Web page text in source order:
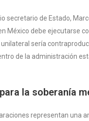
secretario de Estado,
México debe ejecutarse
sería
de la administración
la soberanía
representan una